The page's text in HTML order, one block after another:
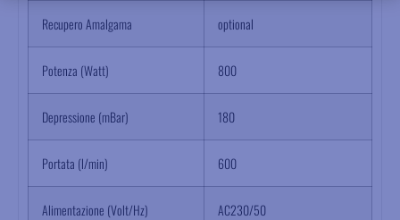
Recupero Amalgama optional
Potenza (Watt) 800
Depressione (mBar) 180
Portata (l/min) 600
Alimentazione (Volt/Hz) AC230/50